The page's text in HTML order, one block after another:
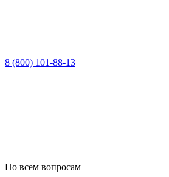
8 (800) 101-88-13
По всем вопросам